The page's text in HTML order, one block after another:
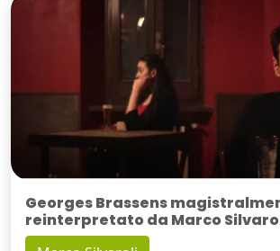
Georges Brassens
reinterpretato da Marco